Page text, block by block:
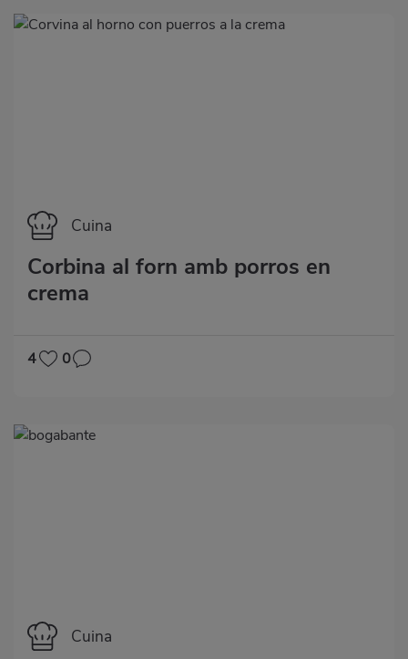
Categoría
Cuina
Corbina al forn amb porros en
crema
4 0
Categoría
Cuina